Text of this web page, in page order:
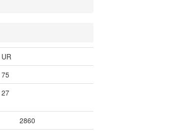
UR
75
27
2860